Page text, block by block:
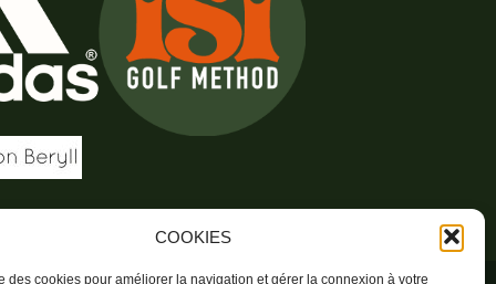
COOKIES
des cookies pour améliorer la navigation et gérer la connexion à votre